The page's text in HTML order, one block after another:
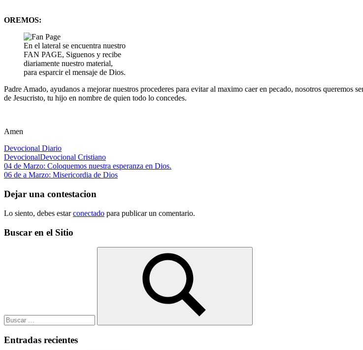
OREMOS:
En el lateral se encuentra nuestro
FAN PAGE, Siguenos y recibe
diariamente nuestro material,
para esparcir el mensaje de Dios.
Padre Amado, ayudanos a mejorar nuestros procederes para evitar al maximo caer en pecado, nosotros queremos
de Jesucristo, tu hijo en nombre de quien todo lo concedes.
Amen
Devocional Diario
DevocionalDevocional Cristiano
Navegación
de
entradas
Entrada
anterior:
04 de Marzo: Coloquemos nuestra esperanza en Dios.
Siguiente
06 de a Marzo: Misericordia de Dios
Dejar una contestacion
Lo siento, debes estarconectado para publicar un comentario.
Buscar en el Sitio
Buscar
Entradas recientes